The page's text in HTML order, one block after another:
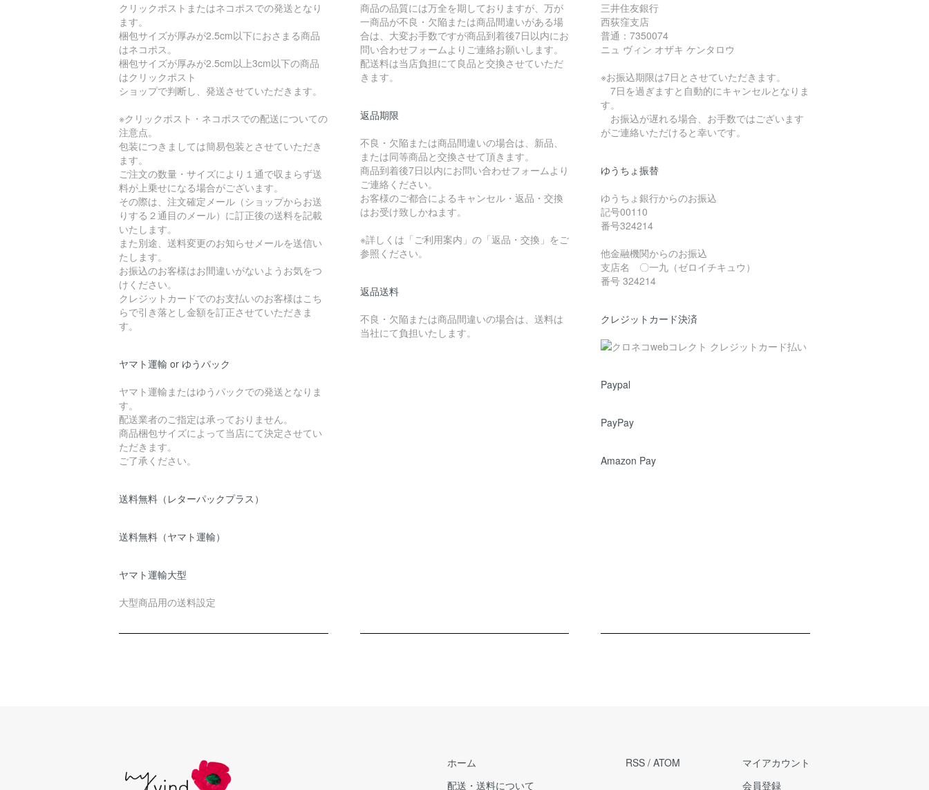
クリックポストまたはネコポスでの発送となり
ます。
梱包サイズが厚みが2.5cm以下におさまる商品
はネコポス。
梱包サイズが厚みが2.5cm以上3cm以下の商品
はクリックポスト
ショップで判断し、発送させていただきます。
※クリックポスト・ネコポスでの配送についての
注意点。
包装につきましては簡易包装とさせていただき
ます。
ご注文の数量・サイズにより１通で収まらず送
料が上乗せになる場合がございます。
その際は、注文確定メール（ショップからお送
りする２通目のメール）に訂正後の送料を記載
いたします。
また別途、送料変更のお知らせメールを送信い
たします。
お振込のお客様はお間違いがないようお気をつ
けください。
クレジットカードでのお支払いのお客様はこち
らで引き落とし金額を訂正させていただきま
す。
ヤマト運輸 or ゆうパック
ヤマト運輸またはゆうパックでの発送となりま
す。
配送業者のご指定は承っておりません。
商品梱包サイズによって当店にて決定させてい
ただきます。
ご了承ください。
送料無料（レターパックプラス）
送料無料（ヤマト運輸）
ヤマト運輸大型
大型商品用の送料設定
商品の品質には万全を期しておりますが、万が
一商品が不良・欠陥または商品間違いがある場
合は、大変お手数ですが商品到着後7日以内にお
問い合わせフォームよりご連絡お願いします。
配送料は当店負担にて良品と交換させていただ
きます。
返品期限
不良・欠陥または商品間違いの場合は、新品、
または同等商品と交換させて頂きます。
商品到着後7日以内にお問い合わせフォームより
ご連絡ください。
お客様のご都合によるキャンセル・返品・交換
はお受け致しかねます。
※詳しくは「ご利用案内」の「返品・交換」をご
参照ください。
返品送料
不良・欠陥または商品間違いの場合は、送料は
当社にて負担いたします。
三井住友銀行
西荻窪支店
普通：7350074
ニュ ヴィン オザキ ケンタロウ
※お振込期限は7日とさせていただきます。
7日を過ぎますと自動的にキャンセルとなりま
す。
お振込が遅れる場合、お手数ではございます
がご連絡いただけると幸いです。
ゆうちょ振替
ゆうちょ銀行からのお振込
記号00110
番号324214
他金融機関からのお振込
支店名 〇一九（ゼロイチキュウ）
番号 324214
クレジットカード決済
Paypal
PayPay
Amazon Pay
ホーム
配送・送料について
RSS / ATOM
マイアカウント
会員登録